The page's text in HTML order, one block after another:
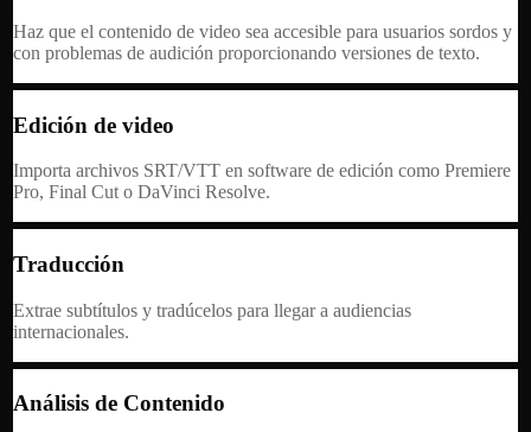
Haz que el contenido de video sea accesible para usuarios sordos y
con problemas de audición proporcionando versiones de texto.
Edición de video
Importa archivos SRT/VTT en software de edición como Premiere
Pro, Final Cut o DaVinci Resolve.
Traducción
Extrae subtítulos y tradúcelos para llegar a audiencias
internacionales.
Análisis de Contenido